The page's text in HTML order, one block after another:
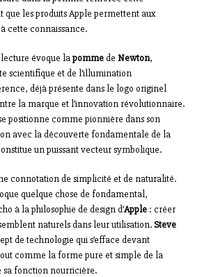
les produits Apple permettent aux
cette connaissance.
évoque lapommede Newton,
scientifique et de l’illumination
déjà présente dans le logo originel
la marque et l’innovation révolutionnaire.
positionne comme pionnière dans son
avec la découverte fondamentale de la
un puissant vecteur symbolique.
connotation de simplicité et de naturalité.
quelque chose de fondamental,
à la philosophie de design d’Apple : créer
naturels dans leur utilisation.Steve
de technologie qui s’efface devant
comme la forme pure et simple de la
sa fonction nourricière.